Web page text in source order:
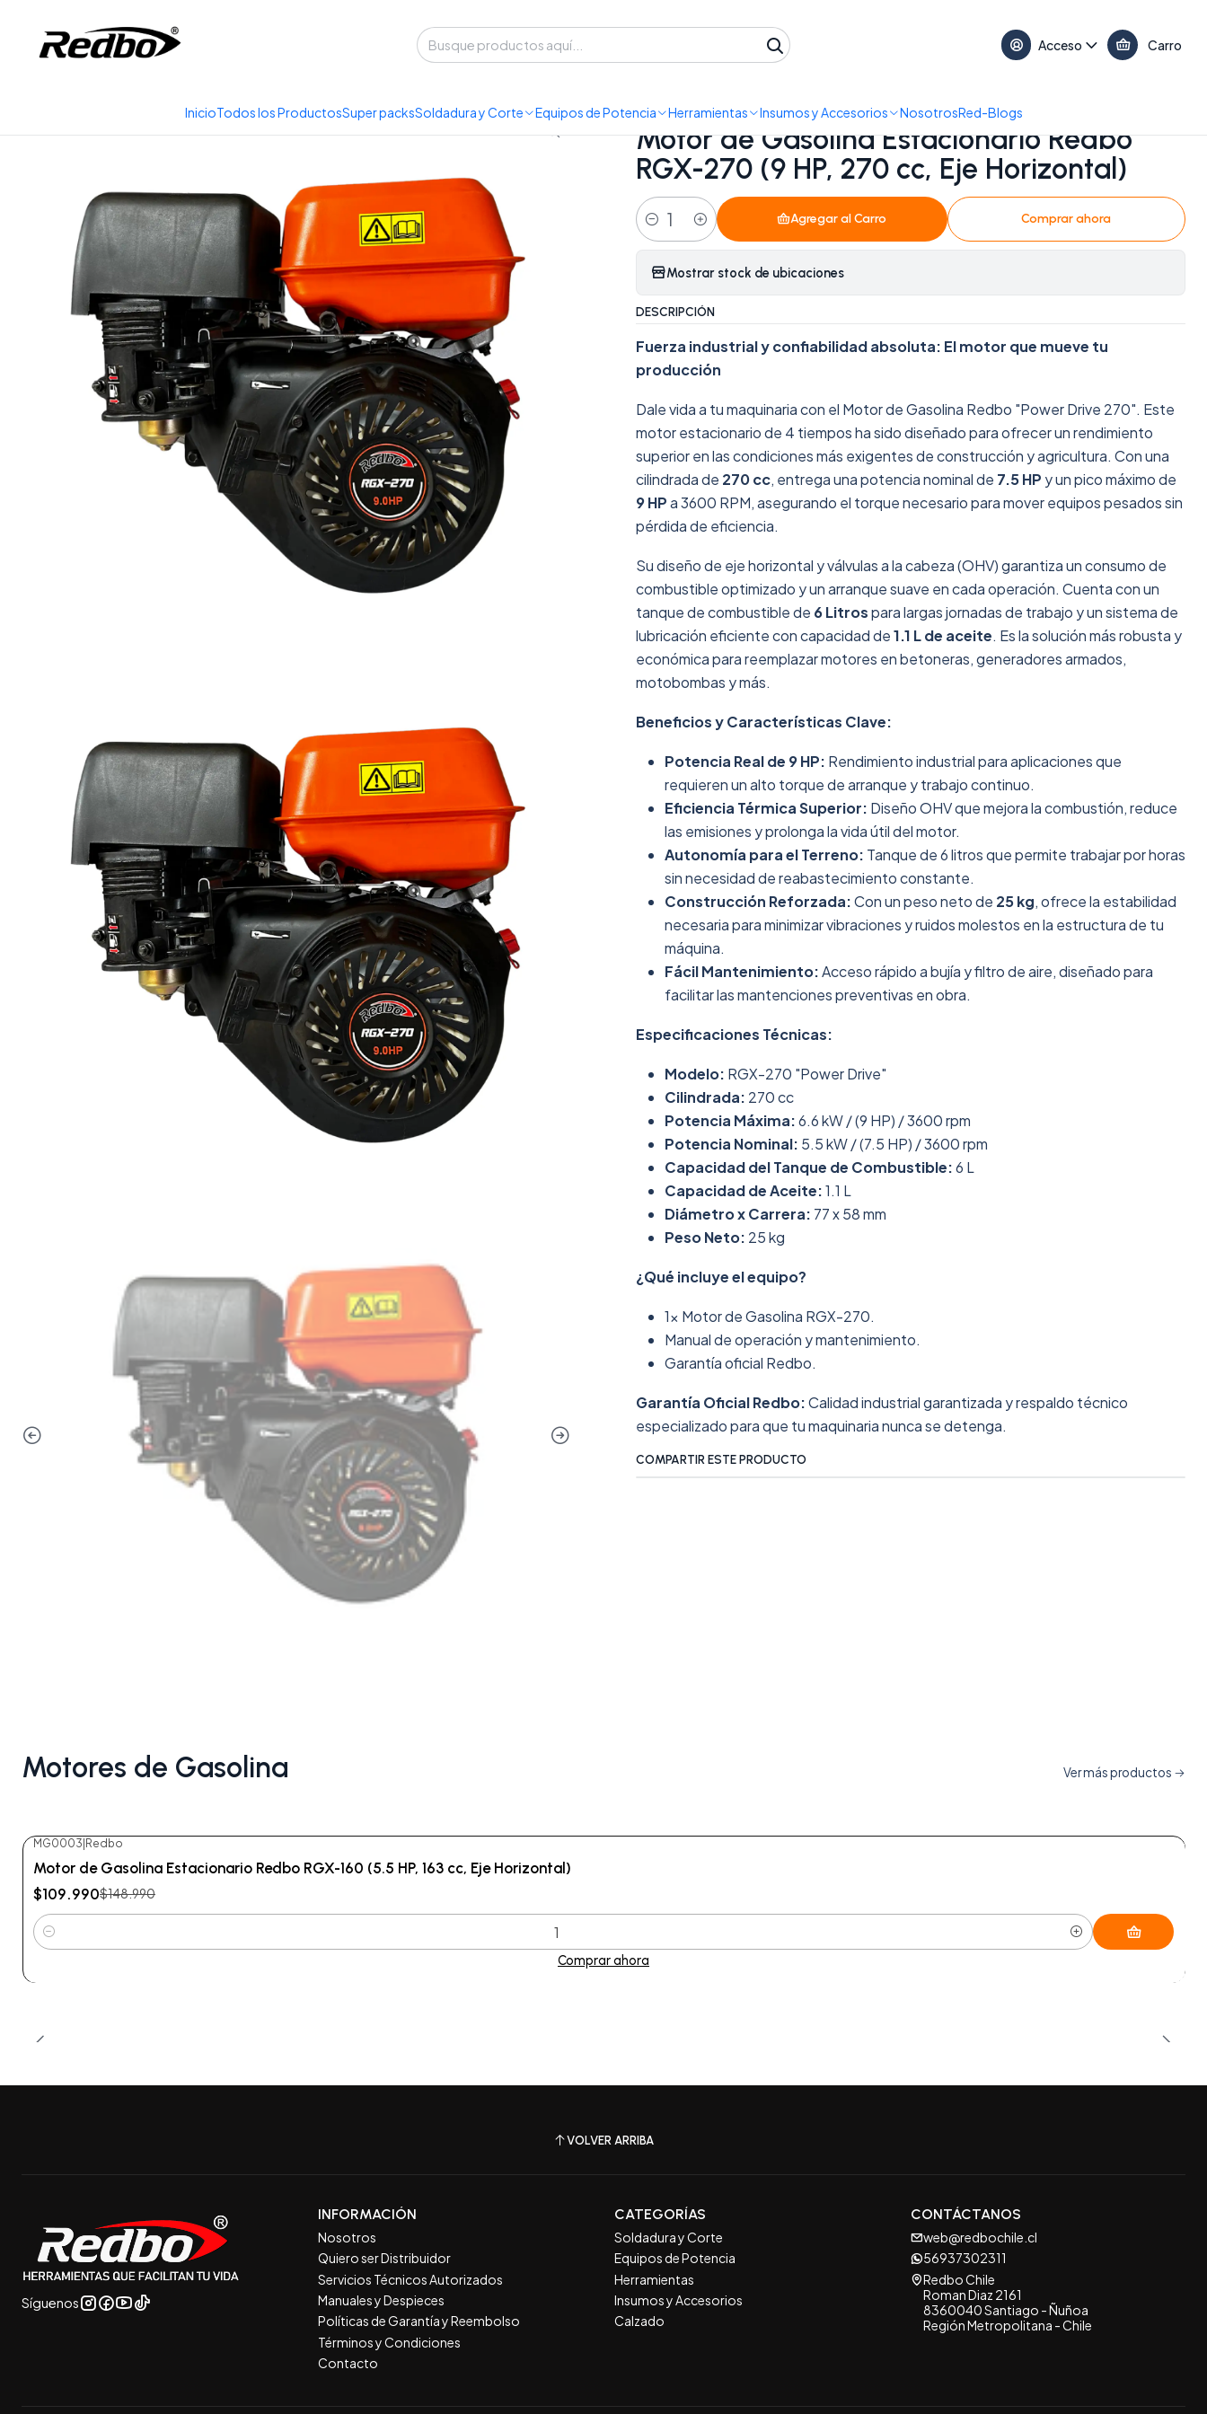
Acceso Carro
InicioTodos los ProductosSuper packsSoldadura y Corte Equipos de Potencia Herramientas Insumos y Accesorios NosotrosRed-Blogs
Motores de Gasolina Motor de Gasolina Estacionario Redbo RGX-270 (9 HP, 270 cc, Eje Horizontal)
|
Motor de Gasolina Estacionario Redbo
RGX-270 (9 HP, 270 cc, Eje Horizontal)
Cantidad
Agregar al Carro Comprar ahora
Mostrar stock de ubicaciones
DESCRIPCIÓN
Fuerza industrial y confiabilidad absoluta: El motor que mueve tu
producción
Dale vida a tu maquinaria con el Motor de Gasolina Redbo "Power Drive 270". Este
motor estacionario de 4 tiempos ha sido diseñado para ofrecer un rendimiento
superior en las condiciones más exigentes de construcción y agricultura. Con una
cilindrada de 270 cc, entrega una potencia nominal de 7.5 HP y un pico máximo de
9 HPa 3600 RPM, asegurando el torque necesario para mover equipos pesados sin
pérdida de eficiencia.
Su diseño de eje horizontal y válvulas a la cabeza (OHV) garantiza un consumo de
combustible optimizado y un arranque suave en cada operación. Cuenta con un
tanque de combustible de 6 Litrospara largas jornadas de trabajo y un sistema de
lubricación eficiente con capacidad de1.1 L de aceite. Es la solución más robusta y
económica para reemplazar motores en betoneras, generadores armados,
motobombas y más.
Beneficios y Características Clave:
Potencia Real de 9 HP: Rendimiento industrial para aplicaciones que
requieren un alto torque de arranque y trabajo continuo.
Eficiencia Térmica Superior: Diseño OHV que mejora la combustión, reduce
las emisiones y prolonga la vida útil del motor.
Autonomía para el Terreno: Tanque de 6 litros que permite trabajar por horas
sin necesidad de reabastecimiento constante.
Construcción Reforzada:Con un peso neto de 25 kg, ofrece la estabilidad
necesaria para minimizar vibraciones y ruidos molestos en la estructura de tu
máquina.
Fácil Mantenimiento:Acceso rápido a bujía y filtro de aire, diseñado para
facilitar las mantenciones preventivas en obra.
Especificaciones Técnicas:
Modelo: RGX-270 "Power Drive"
Cilindrada: 270 cc
Potencia Máxima:6.6 kW / (9 HP) / 3600 rpm
Potencia Nominal: 5.5 kW / (7.5 HP) / 3600 rpm
Capacidad del Tanque de Combustible:6 L
Capacidad de Aceite:1.1 L
Diámetro x Carrera: 77 x 58 mm
Peso Neto: 25 kg
¿Qué incluye el equipo?
1x Motor de Gasolina RGX-270.
Manual de operación y mantenimiento.
Garantía oficial Redbo.
Garantía Oficial Redbo:Calidad industrial garantizada y respaldo técnico
especializado para que tu maquinaria nunca se detenga.
COMPARTIR ESTE PRODUCTO
Motores de Gasolina Ver más productos
MG0003 Redbo
Motor de Gasolina Estacionario Redbo RGX-160 (5.5 HP, 163 cc, Eje Horizontal)
$109.990$148.990
Cantidad
Comprar ahora
VOLVER ARRIBA
Síguenos
INFORMACIÓN
Nosotros
Quiero ser Distribuidor
Servicios Técnicos Autorizados
Manuales y Despieces
Políticas de Garantía y Reembolso
Términos y Condiciones
Contacto
CATEGORÍAS
Soldadura y Corte
Equipos de Potencia
Herramientas
Insumos y Accesorios
Calzado
CONTÁCTANOS
web@redbochile.cl
56937302311
Redbo Chile
Roman Diaz 2161
8360040 Santiago - Ñuñoa
Región Metropolitana - Chile